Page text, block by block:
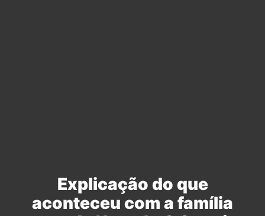
Explicação do que
aconteceu com a família